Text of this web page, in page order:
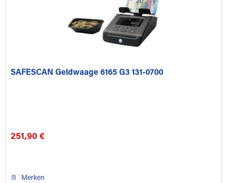
SAFESCAN Geldwaage 6165 G3 131-0700
251,90 €
Merken